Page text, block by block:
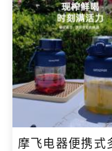
摩飞电器便携式